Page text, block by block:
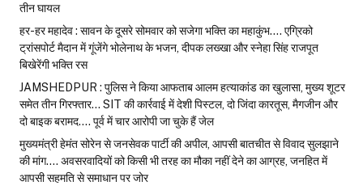
तीन घायल
हर-हर महादेव : सावन के दूसरे सोमवार को सजेगा भक्ति का महाकुंभ…. एग्रिको
ट्रांसपोर्ट मैदान में गूंजेंगे भोलेनाथ के भजन, दीपक लख्खा और स्नेहा सिंह राजपूत
बिखेरेंगी भक्ति रस
JAMSHEDPUR : पुलिस ने किया आफताब आलम हत्याकांड का खुलासा, मुख्य शूटर
समेत तीन गिरफ्तार… SIT की कार्रवाई में देशी पिस्टल, दो जिंदा कारतूस, मैगजीन और
दो बाइक बरामद…. पूर्व में चार आरोपी जा चुके हैं जेल
मुख्यमंत्री हेमंत सोरेन से जनसेवक पार्टी की अपील, आपसी बातचीत से विवाद सुलझाने
की मांग…. अवसरवादियों को किसी भी तरह का मौका नहीं देने का आग्रह, जनहित में
आपसी सहमति से समाधान पर जोर